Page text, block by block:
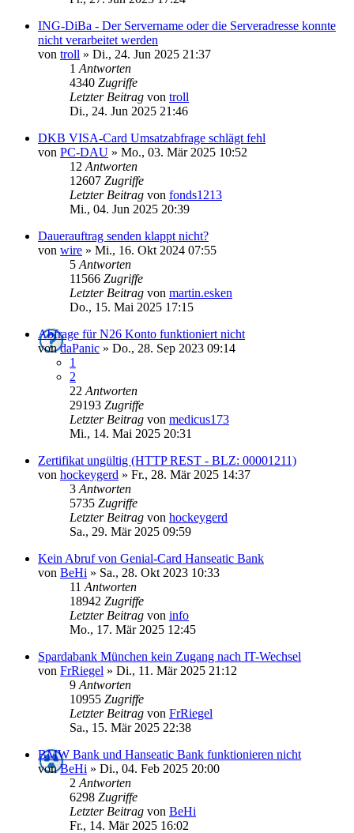
ING-DiBa - Der Servername oder die Serveradresse konnte
nicht verarbeitet werden
von troll » Di., 24. Jun 2025 21:37
1 Antworten
4340 Zugriffe
Letzter Beitrag von troll
Di., 24. Jun 2025 21:46
DKB VISA-Card Umsatzabfrage schlägt fehl
von PC-DAU » Mo., 03. Mär 2025 10:52
12 Antworten
12607 Zugriffe
Letzter Beitrag von fonds1213
Mi., 04. Jun 2025 20:39
Dauerauftrag senden klappt nicht?
von wire » Mi., 16. Okt 2024 07:55
5 Antworten
11566 Zugriffe
Letzter Beitrag von martin.esken
Do., 15. Mai 2025 17:15
Abfrage für N26 Konto funktioniert nicht
vondaPanic » Do., 28. Sep 2023 09:14
1
2
22 Antworten
29193 Zugriffe
Letzter Beitrag von medicus173
Mi., 14. Mai 2025 20:31
Zertifikat ungültig (HTTP REST - BLZ: 00001211)
von hockeygerd » Fr., 28. Mär 2025 14:37
3 Antworten
5735 Zugriffe
Letzter Beitrag von hockeygerd
Sa., 29. Mär 2025 09:59
Kein Abruf von Genial-Card Hanseatic Bank
von BeHi » Sa., 28. Okt 2023 10:33
11 Antworten
18942 Zugriffe
Letzter Beitrag von info
Mo., 17. Mär 2025 12:45
Spardabank München kein Zugang nach IT-Wechsel
von FrRiegel » Di., 11. Mär 2025 21:12
9 Antworten
10955 Zugriffe
Letzter Beitrag von FrRiegel
Sa., 15. Mär 2025 22:38
BMW Bank und Hanseatic Bank funktionieren nicht
vonBeHi » Di., 04. Feb 2025 20:00
2 Antworten
6298 Zugriffe
Letzter Beitrag von BeHi
Fr., 14. Mär 2025 16:02